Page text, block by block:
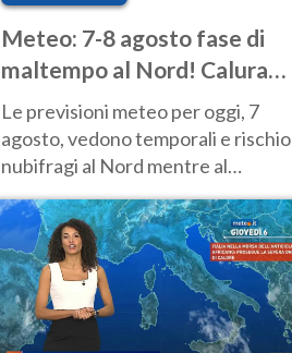
Meteo: 7-8 agosto fase di
maltempo al Nord! Calura
fino a Ferragosto
Le previsioni meteo per oggi, 7
agosto, vedono temporali e rischio
nubifragi al Nord mentre al
Centro-Sud sole e caldo sempre
molto intenso.